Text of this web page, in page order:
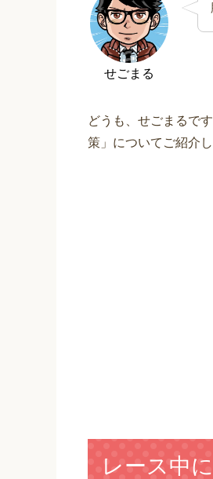
せごまる
どうも、せごまるで
策」についてご紹介し
レース中